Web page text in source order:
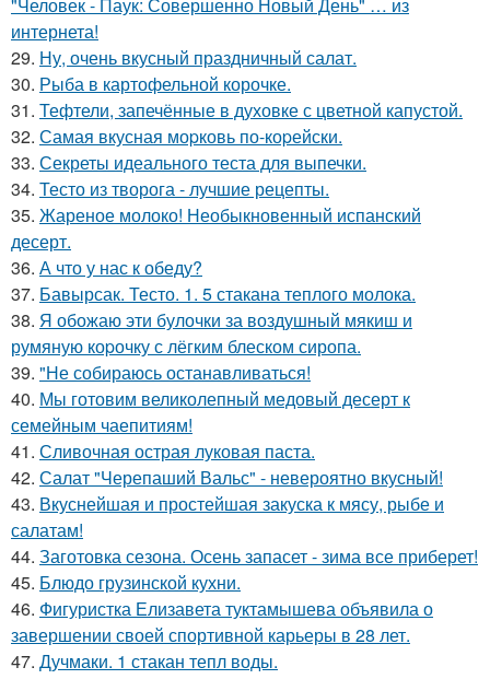
"Человек - Паук: Совершенно Новый День" … из
интернета!
29. Ну, очень вкусный праздничный салат.
30. Рыба в картофельной корочке.
31. Тефтели, запечённые в духовке с цветной капустой.
32. Самая вкусная моpковь по-коpейски.
33. Секреты идеального теста для выпечки.
34. Тесто из творога - лучшие рецепты.
35. Жареное молоко! Необыкновенный испанский
десерт.
36. А что у нас к обеду?
37. Бавырсак. Тесто. 1. 5 стакана теплого молока.
38. Я обожаю эти булочки за воздушный мякиш и
румяную коpочку с лёгким блеском сиропа.
39. "Не собираюсь останавливаться!
40. Мы готовим великолепный медовый десерт к
семейным чаепитиям!
41. Сливочная острая луковая паста.
42. Салат "Черепаший Вальс" - невероятно вкусный!
43. Вкуснейшая и простейшая закуска к мясу, рыбе и
салатам!
44. Заготовка сезона. Осень запасет - зима все приберет!
45. Блюдо грузинской кухни.
46. Фигуристка Елизавета туктамышева объявила о
завершении своей спортивной карьеры в 28 лет.
47. Дучмаки. 1 стакан тепл воды.